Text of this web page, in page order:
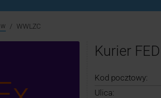
WWLZC
Kurier
Kod pocztowy:
Ulica: